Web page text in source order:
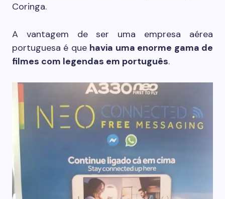
Coringa.
A vantagem de ser uma empresa aérea
portuguesa é que havia uma enorme gama de
filmes com legendas em português.